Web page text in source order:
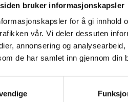
bruker informasjonskapsler
for å gi innhold
vår. Vi deler dessuten
annonsering og
de har samlet inn gjennom din
er fast, hver fredag hele
borte på fisketurer,
med i aktivitetskalender
er rusfrie, og